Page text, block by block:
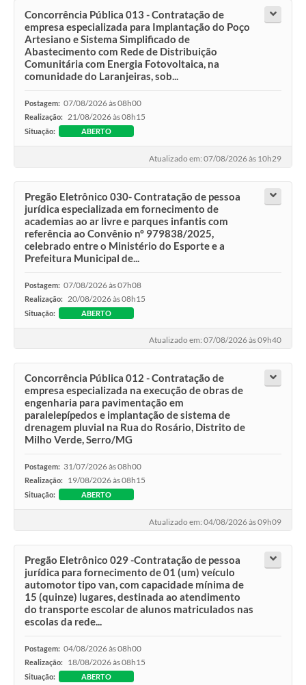
Concorrência Pública 013 - Contratação de
empresa especializada para Implantação do Poço
Artesiano e Sistema Simplificado de
Abastecimento com Rede de Distribuição
Comunitária com Energia Fotovoltaica, na
comunidade do Laranjeiras, sob...
Postagem: 07/08/2026 às 08h00
Realização: 21/08/2026 às 08h15
Situação: ABERTO
Atualizado em: 07/08/2026 às 10h29
Pregão Eletrônico 030- Contratação de pessoa
jurídica especializada em fornecimento de
academias ao ar livre e parques infantis com
referência ao Convênio nº 979838/2025,
celebrado entre o Ministério do Esporte e a
Prefeitura Municipal de...
Postagem: 07/08/2026 às 07h08
Realização: 20/08/2026 às 08h15
Situação: ABERTO
Atualizado em: 07/08/2026 às 09h40
Concorrência Pública 012 - Contratação de
empresa especializada na execução de obras de
engenharia para pavimentação em
paralelepípedos e implantação de sistema de
drenagem pluvial na Rua do Rosário, Distrito de
Milho Verde, Serro/MG
Postagem: 31/07/2026 às 08h00
Realização: 19/08/2026 às 08h15
Situação: ABERTO
Atualizado em: 04/08/2026 às 09h09
Pregão Eletrônico 029 -Contratação de pessoa
jurídica para fornecimento de 01 (um) veículo
automotor tipo van, com capacidade mínima de
15 (quinze) lugares, destinada ao atendimento
do transporte escolar de alunos matriculados nas
escolas da rede...
Postagem: 04/08/2026 às 08h00
Realização: 18/08/2026 às 08h15
Situação: ABERTO